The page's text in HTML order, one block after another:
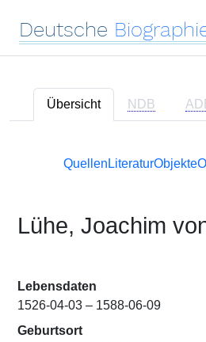
Deutsche
Übersicht NDB
Quellen LiteraturObjekte
Lühe, Joachim
Lebensdaten
1526-04-03 – 1588-06-09
Geburtsort